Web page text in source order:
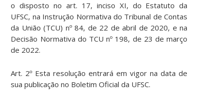
o disposto no art. 17, inciso XI, do Estatuto da
UFSC, na Instrução Normativa do Tribunal de Contas
da União (TCU) nº 84, de 22 de abril de 2020, e na
Decisão Normativa do TCU nº 198, de 23 de março
de 2022.
Art. 2º Esta resolução entrará em vigor na data de
sua publicação no Boletim Oficial da UFSC.